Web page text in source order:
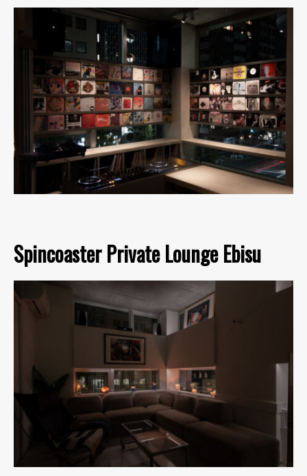
Spincoaster Private Lounge Ebisu